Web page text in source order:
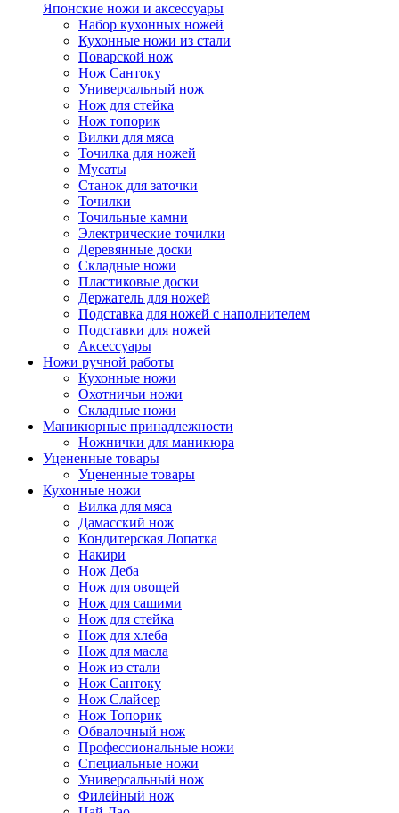
Японские ножи и аксессуары
Набор кухонных ножей
Кухонные ножи из стали
Поварской нож
Нож Сантоку
Универсальный нож
Нож для стейка
Нож топорик
Вилки для мяса
Точилка для ножей
Мусаты
Станок для заточки
Точилки
Точильные камни
Электрические точилки
Деревянные доски
Складные ножи
Пластиковые доски
Держатель для ножей
Подставка для ножей с наполнителем
Подставки для ножей
Аксессуары
Ножи ручной работы
Кухонные ножи
Охотничьи ножи
Складные ножи
Маникюрные принадлежности
Ножнички для маникюра
Уцененные товары
Уцененные товары
Кухонные ножи
Вилка для мяса
Дамасский нож
Кондитерская Лопатка
Накири
Нож Деба
Нож для овощей
Нож для сашими
Нож для стейка
Нож для хлеба
Нож для масла
Нож из стали
Нож Сантоку
Нож Слайсер
Нож Топорик
Обвалочный нож
Профессиональные ножи
Специальные ножи
Универсальный нож
Филейный нож